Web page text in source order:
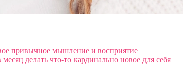
привычное мышление и восприятие
делать что-то кардинально новое для себя